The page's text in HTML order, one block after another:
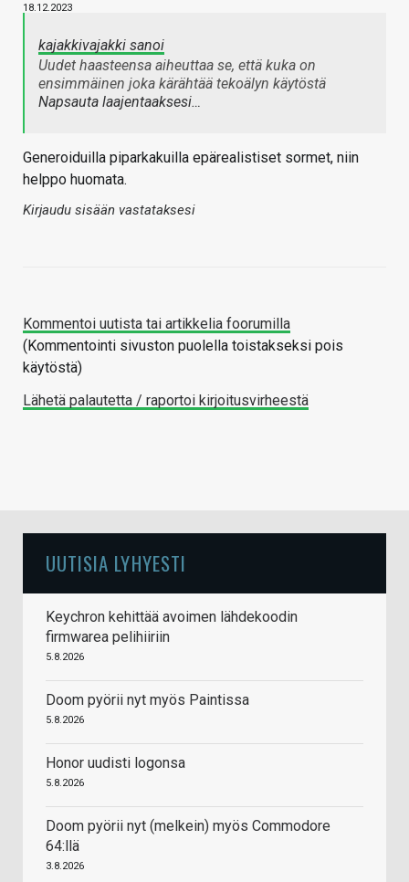
18.12.2023
kajakkivajakki sanoi
Uudet haasteensa aiheuttaa se, että kuka on
ensimmäinen joka kärähtää tekoälyn käytöstä
Napsauta laajentaaksesi…
Generoiduilla piparkakuilla epärealistiset sormet, niin
helppo huomata.
Kirjaudu sisään vastataksesi
Kommentoi uutista tai artikkelia foorumilla
(Kommentointi sivuston puolella toistakseksi pois
käytöstä)
Lähetä palautetta / raportoi kirjoitusvirheestä
UUTISIA LYHYESTI
Keychron kehittää avoimen lähdekoodin
firmwarea pelihiiriin
5.8.2026
Doom pyörii nyt myös Paintissa
5.8.2026
Honor uudisti logonsa
5.8.2026
Doom pyörii nyt (melkein) myös Commodore
64:llä
3.8.2026